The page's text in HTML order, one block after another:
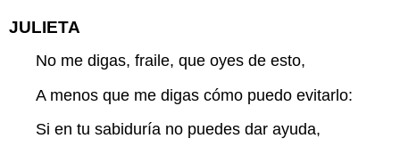
JULIETA
No me digas, fraile, que oyes de esto,
A menos que me digas cómo puedo evitarlo:
Si en tu sabiduría no puedes dar ayuda,